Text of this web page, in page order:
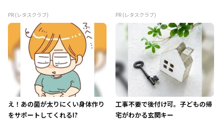
PR (レタスクラブ) PR (レタスクラブ)
え！あの菌が太りにくい身体作り
をサポートしてくれる!?
工事不要で後付け可。子どもの帰
宅がわかる玄関キー